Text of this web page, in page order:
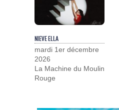
NIEVE ELLA
mardi 1er décembre
2026
La Machine du Moulin
Rouge